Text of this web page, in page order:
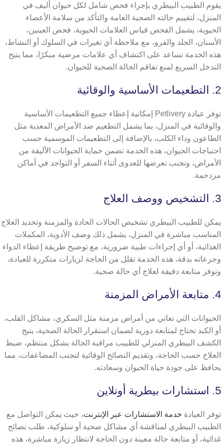
يقوم الطبيب البيطري بإجراء فحص شامل لكل حيوان أليف في
المنزل، لتقييم حالته الصحية العامة والتأكد من سلامة الأعضاء
الحيوية، يشمل الفحص قياس العلامات الحيوية، فحص العينين،
الأسنان، الجلد والفرو، مع ملاحظة أي تغيرات في السلوك أو النشاط،
هذه الخدمة تساعد على اكتشاف أي علامات مرضية مبكرًا، مما يتيح
التدخل السريع لمنع تفاقم الحالة الصحية للحيوان.
2. التطعيمات الأساسية والوقائية
توفر عيادة Petlivery إمكانية إعطاء جميع التطعيمات الأساسية
والوقائية في المنزل، بما يشمل التطعيم ضد الأمراض المعدية مثل
الطاعون وداء الكلب، بالإضافة إلى التطعيمات الموسمية حسب
احتياجات الحيوان، هذه الخدمة تضمن حماية الحيوانات الأليفة من
الأمراض، وتجنب تعرضها للعدوى أثناء السفر أو التواجد في أماكن
مزدحمة.
3. التشخيص ووصف العلاج
يمكن للطبيب البيطري تشخيص الحالات الحادة والمزمنة وتحديد العلاج
المناسب مباشرة في المنزل، يشمل ذلك وصف الأدوية، المكملات
الغذائية، أو أي إجراءات طبية ضرورية، مع توضيح طريقة إعطاء الدواء
وجرعاته بدقة، هذه الخدمة تقلل من الحاجة لزيارات متكررة للعيادة،
وتوفر متابعة دقيقة لعلاج أي حالة صحية.
4. متابعة الأمراض المزمنة
الحيوانات التي تعاني من أمراض مزمنة مثل السكري، مشاكل القلب،
أو الكبد تحتاج لمتابعة دورية لضمان استقرار الحالة الصحية، يتيح
الكشف البيطري المنزلي للطبيب مراقبة الحالة بشكل منتظم، ضبط
العلاج حسب الحاجة، وتقديم النصائح الوقائية لتجنب المضاعفات، مما
يحافظ على جودة حياة الحيوان وسعادته.
5. استشارات بيطرية أونلاين
توفر العيادة خدمة الاستشارات عبر الإنترنت، حيث يمكن التواصل مع
الطبيب البيطري لمناقشة أي مشاكل صحية أو سلوكية، طلب نصائح
غذائية، أو متابعة حالة معينة دون الحاجة لانتظار زيارة مباشرة، هذه